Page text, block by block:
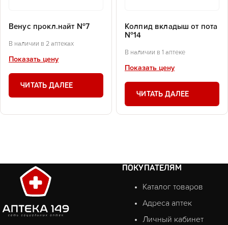
Венус прокл.найт №7
В наличии в 2 аптеках
Показать цену
ЧИТАТЬ ДАЛЕЕ
Колпид вкладыш от пота
№14
В наличии в 1 аптеке
Показать цену
ЧИТАТЬ ДАЛЕЕ
ПОКУПАТЕЛЯМ
Каталог товаров
Адреса аптек
Личный кабинет